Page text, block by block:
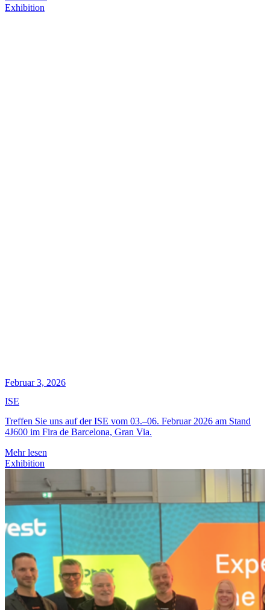
Exhibition
Februar 3, 2026
ISE
Treffen Sie uns auf der ISE vom 03.–06. Februar 2026 am Stand
4J600 im Fira de Barcelona, Gran Via.
Mehr lesen
Exhibition